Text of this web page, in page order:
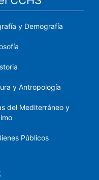
y Demografía
y Antropología
del Mediterráneo y
Públicos